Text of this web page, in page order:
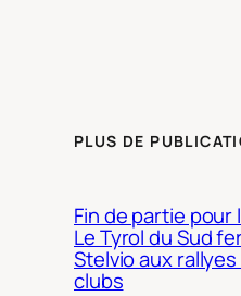
PLUS DE
Fin de partie pour
Le Tyrol du Sud
Stelvio aux
clubs